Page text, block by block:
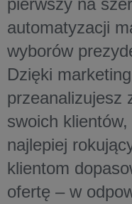
automatyzacji
wyborów
Dzięki
przeanalizujesz
swoich
najlepiej
klientom
ofertę – w